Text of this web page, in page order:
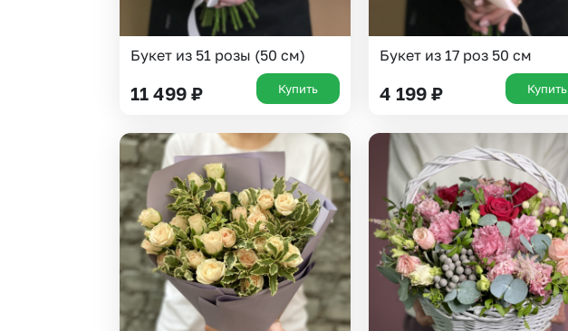
Букет из 51 розы (50 см)
11 499 ₽ Купить
Букет из 17 роз 50 см
4 199 ₽ Купить